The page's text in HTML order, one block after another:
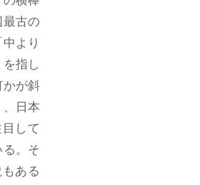
古の
より
指し
が斜
日本
して
。そ
ある